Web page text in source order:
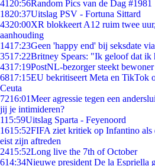
41 20:56Random Pics van de Dag #1981
1820:37Uitslag PSV - Fortuna Sittard
4320:00XR blokkeert A12 ruim twee
aanhouding
1417:23Geen 'happy end' bij seksdate
3517:22Britney Spears: "Ik geloof dat ik
4317:19PostNL-bezorger steekt
6817:15EU bekritiseert Meta en TikTok
Ceuta
7216:01Meer agressie tegen een
jij je intimideren?
115:59Uitslag Sparta - Feyenoord
1615:52FIFA ziet kritiek op Infantino als
eist zijn aftreden
2415:52Long live the 7th of October
614:34Nieuwe president De la Espriella